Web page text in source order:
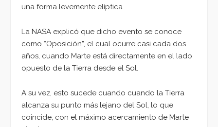
una forma levemente elíptica.
La NASA explicó que dicho evento se conoce
como “Oposición”, el cual ocurre casi cada dos
años, cuando Marte está directamente en el lado
opuesto de la Tierra desde el Sol.
A su vez, esto sucede cuando cuando la Tierra
alcanza su punto más lejano del Sol, lo que
coincide, con el máximo acercamiento de Marte